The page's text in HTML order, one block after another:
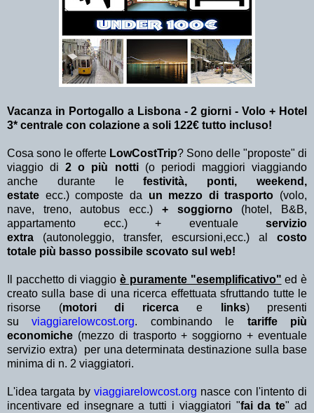
Vacanza in Portogallo a Lisbona - 2 giorni - Volo + Hotel
3* centrale con colazione a soli 122€ tutto incluso!
Cosa sono le offerte LowCostTrip? Sono delle "proposte" di
viaggio di2 o più notti (o periodi maggiori viaggiando
anche durante lefestività, ponti, weekend,
estate ecc.) composte da un mezzo di trasporto (volo,
nave, treno, autobus ecc.) + soggiorno(hotel, B&B,
appartamento ecc.) + eventuale servizio
extra (autonoleggio, transfer, escursioni,ecc.) al costo
totale più basso possibile scovato sul web!
Il pacchetto di viaggio è puramente "esemplificativo" ed è
creato sulla base di una ricerca effettuata sfruttando tutte le
risorse (motori di ricerca e links) presenti
suviaggiarelowcost.org. combinando le tariffe più
economiche (mezzo di trasporto + soggiorno + eventuale
servizio extra)
per una determinata destinazione sulla base
minima di n. 2 viaggiatori.
L'idea targata by viaggiarelowcost.org nasce con l'intento di
incentivare ed insegnare a tutti i viaggiatori "fai da te" ad